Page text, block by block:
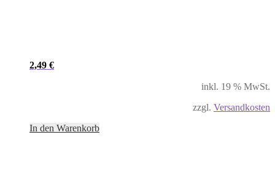
2,49 €
inkl. 19 % MwSt.
zzgl. Versandkosten
In den Warenkorb